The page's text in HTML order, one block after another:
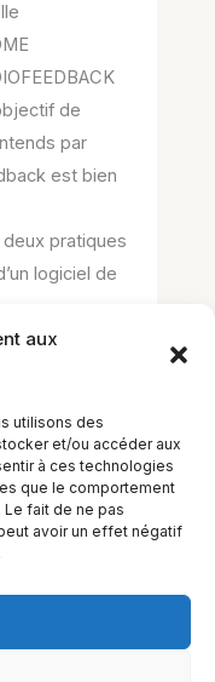
aux
utilisons des
et/ou accéder aux
à ces technologies
que le comportement
Le fait de ne pas
avoir un effet négatif
de
par
est bien
pratiques
logiciel de
sign up to